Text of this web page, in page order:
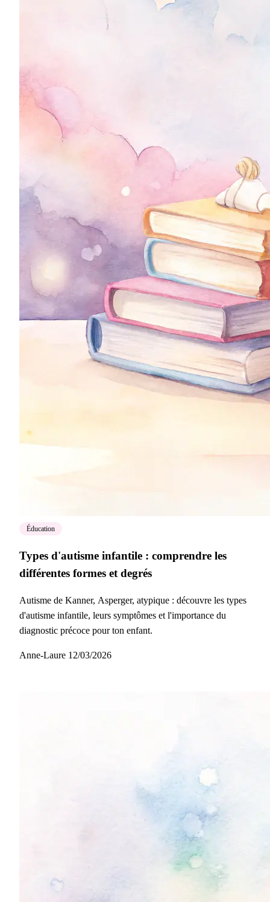
Éducation
Types d'autisme infantile : comprendre les
différentes formes et degrés
Autisme de Kanner, Asperger, atypique : découvre les types
d'autisme infantile, leurs symptômes et l'importance du
diagnostic précoce pour ton enfant.
Anne-Laure 12/03/2026